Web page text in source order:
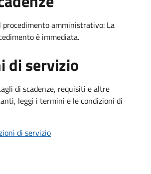
procedimento amministrativo: La
è immediata.
di servizio
di scadenze, requisiti e altre
leggi i termini e le condizioni di
di servizio